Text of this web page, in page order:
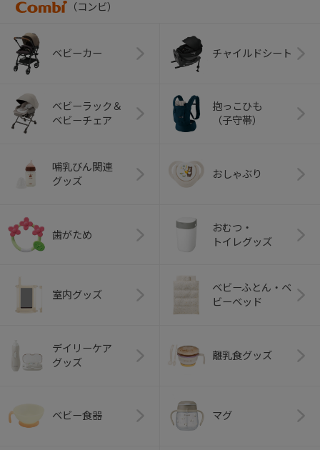
（コンビ）
ベビーカー チャイルドシート
ベビーラック＆
ベビーチェア
抱っこひも
（子守帯）
哺乳びん関連
グッズ
おしゃぶり
歯がため
おむつ・
トイレグッズ
室内グッズ
ベビーふとん・ベ
ビーベッド
デイリーケア
グッズ
離乳食グッズ
ベビー食器 マグ